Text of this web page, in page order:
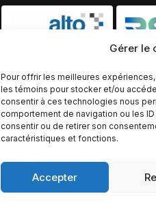
Gérer le
Pour offrir les meilleures
les témoins pour stocker et/ou
consentir à ces technologies nous
comportement de navigation ou les
consentir ou de retirer son
caractéristiques et fonctions.
Accepter